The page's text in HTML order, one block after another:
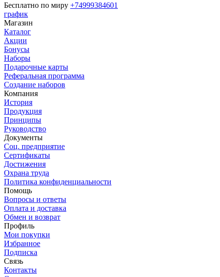
Бесплатно по миру +74999384601
график
Магазин
Каталог
Акции
Бонусы
Наборы
Подарочные карты
Реферальная программа
Создание наборов
Компания
История
Продукция
Принципы
Руководство
Документы
Соц. предприятие
Сертификаты
Достижения
Охрана труда
Политика конфиденциальности
Помощь
Вопросы и ответы
Оплата и доставка
Обмен и возврат
Профиль
Мои покупки
Избранное
Подписка
Связь
Контакты